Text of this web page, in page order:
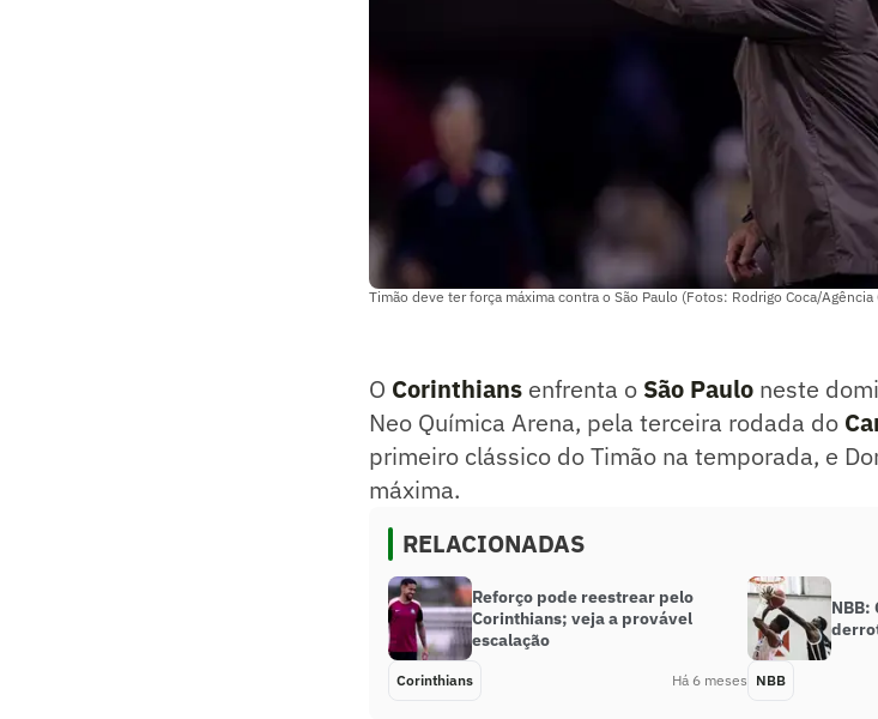
Timão deve ter força máxima contra o São Paulo (Fotos: Rodrigo Coca/Agência
O Corinthians enfrenta o São Paulo neste
Neo Química Arena, pela terceira rodada do
primeiro clássico do Timão na temporada, e
máxima.
RELACIONADAS
Reforço pode reestrear pelo
Corinthians; veja a provável
escalação
Corinthians Há 6 meses
NBB:
NBB